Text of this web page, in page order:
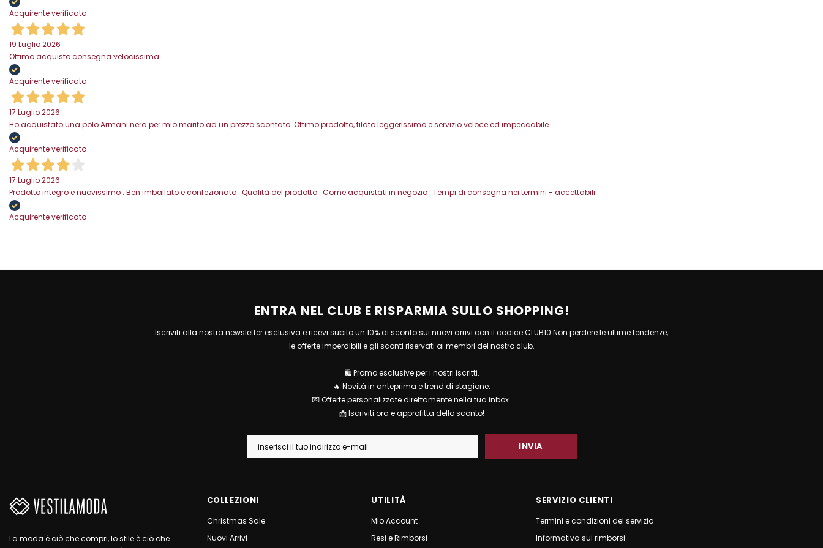
Acquirente verificato
19 Luglio 2026
Ottimo acquisto consegna velocissima
Acquirente verificato
17 Luglio 2026
Ho acquistato una polo Armani nera per mio marito ad un prezzo scontato. Ottimo prodotto, filato leggerissimo e servizio veloce ed impeccabile.
Acquirente verificato
17 Luglio 2026
Prodotto integro e nuovissimo . Ben imballato e confezionato . Qualità del prodotto . Come acquistati in negozio . Tempi di consegna nei termini - accettabili .
Acquirente verificato
ENTRA NEL CLUB E RISPARMIA SULLO SHOPPING!
Iscriviti alla nostra newsletter esclusiva e ricevi subito un 10% di sconto sui nuovi arrivi con il codice CLUB10 Non perdere le ultime tendenze,
le offerte imperdibili e gli sconti riservati ai membri del nostro club.
🛍 Promo esclusive per i nostri iscritti.
🔥 Novità in anteprima e trend di stagione.
💌 Offerte personalizzate direttamente nella tua inbox.
📩 Iscriviti ora e approfitta dello sconto!
La moda è ciò che compri, lo stile è ciò che
COLLEZIONI
Christmas Sale
Nuovi Arrivi
UTILITÀ
Mio Account
Resi e Rimborsi
SERVIZIO CLIENTI
Termini e condizioni del servizio
Informativa sui rimborsi